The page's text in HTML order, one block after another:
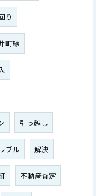
り
町線
引っ越し
ブル 解決
不動産査定